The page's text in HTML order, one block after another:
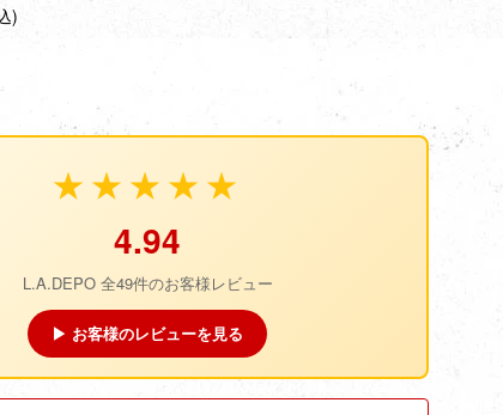
)
★★★★★
4.94
L.A.DEPO 全49件のお客様レビュー
▶ お客様のレビューを見る